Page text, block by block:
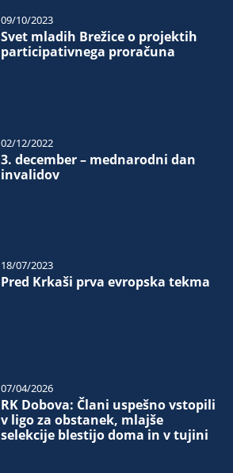
Svet mladih Brežice o projektih
participativnega proračuna
09/10/2023
3. december – mednarodni dan
invalidov
02/12/2022
Pred Krkaši prva evropska tekma
18/07/2023
RK Dobova: Člani uspešno vstopili
v ligo za obstanek, mlajše
selekcije blestijo doma in v tujini
07/04/2026